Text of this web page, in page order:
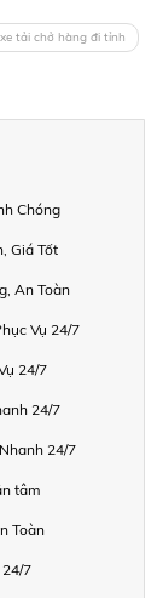
xe tải chở hàng đi tỉnh
Chóng
Giá Tốt
An Toàn
Vụ 24/7
24/7
24/7
24/7
tâm
Toàn
24/7